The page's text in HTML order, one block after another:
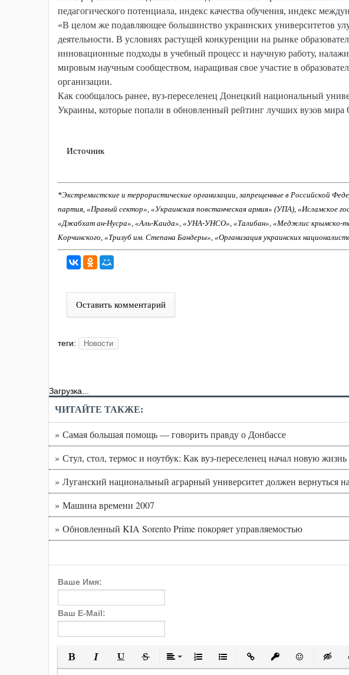
педагогического потенциала, индекс качества обучения, индекс
«В целом же подавляющее большинство украинских университетов
деятельности. В условиях растущей конкуренции на рынке
инновационные подходы в учебный процесс и научную работу,
мировым научным сообществом, наращивая свое участие в
организации.
Как сообщалось ранее, вуз-переселенец Донецкий национальный
Украины, которые попали в обновленный рейтинг лучших вузов мира
Источник
*Экстремистские и террористические организации, запрещенные в Российской
партия, «Правый сектор», «Украинская повстанческая армия» (УПА),
«Джабхат ан-Нусра», «Аль-Каида», «УНА-УНСО», «Талибан», «Меджлис крымско-
Корчинского, «Тризуб им. Степана Бандеры», «Организация украинских
Оставить комментарий
теги: Новости
Загрузка...
ЧИТАЙТЕ ТАКЖЕ:
» Самая большая помощь — говорить правду о Донбассе
» Стул, стол, термос и ноутбук: Как вуз-переселенец начал новую
» Луганский национальный аграрный университет должен вернуться
» Машина времени 2007
» Обновленный KIA Sorento Prime покоряет управляемостью
Ваше Имя:
Ваш E-Mail:
Полужирный
КурсивПодчеркнутый
ЗачеркнутыйВыравнивание
Нумерованный список
Маркированный список
Вставить ссылку
Вставить